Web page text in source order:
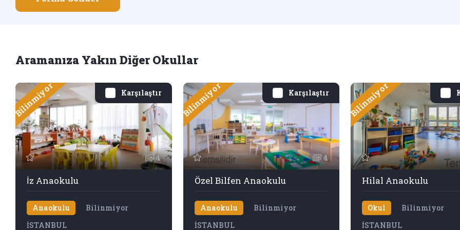
Aramanıza Yakın Diğer Okullar
Karşılaştır
Bilinmiyor
4
İz Anaokulu
Anaokulu
Bilinmiyor
İSTANBUL
Karşılaştır
Bilinmiyor
4
Özel Bilfen Anaokulu
Anaokulu
Bilinmiyor
İSTANBUL
Bilinmiyor
Hilal Anaokulu
Okul
Bilinmiyor
İSTANBUL